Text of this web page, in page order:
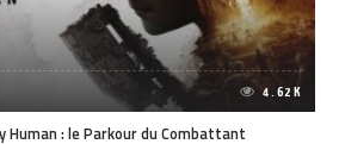
4.62K
Human : le Parkour du Combattant